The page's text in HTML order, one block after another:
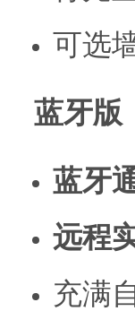
可选
蓝牙版
蓝牙
远程
充满